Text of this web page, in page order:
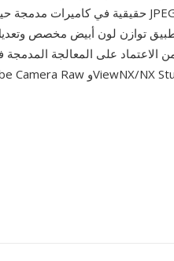
توازن لون أبيض مخصص وتعديل
من الاعتماد على المعالجة